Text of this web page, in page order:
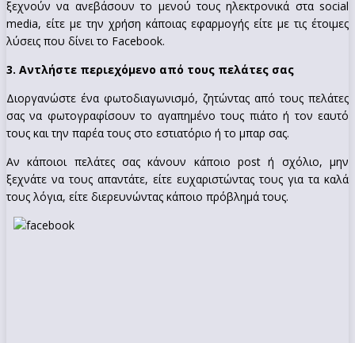
ξεχνούν να ανεβάσουν το μενού τους ηλεκτρονικά στα social
media, είτε με την χρήση κάποιας εφαρμογής είτε με τις έτοιμες
λύσεις που δίνει το Facebook.
3. Αντλήστε περιεχόμενο από τους πελάτες σας
Διοργανώστε ένα φωτοδιαγωνισμό, ζητώντας από τους πελάτες
σας να φωτογραφίσουν το αγαπημένο τους πιάτο ή τον εαυτό
τους και την παρέα τους στο εστιατόριο ή το μπαρ σας.
Αν κάποιοι πελάτες σας κάνουν κάποιο post ή σχόλιο, μην
ξεχνάτε να τους απαντάτε, είτε ευχαριστώντας τους για τα καλά
τους λόγια, είτε διερευνώντας κάποιο πρόβλημά τους.